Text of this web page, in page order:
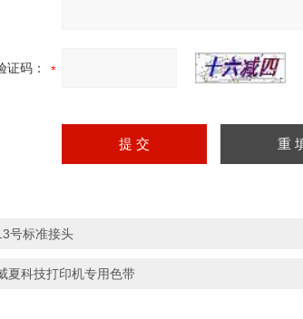
证码：
号标准接头
夏科技打印机专用色带